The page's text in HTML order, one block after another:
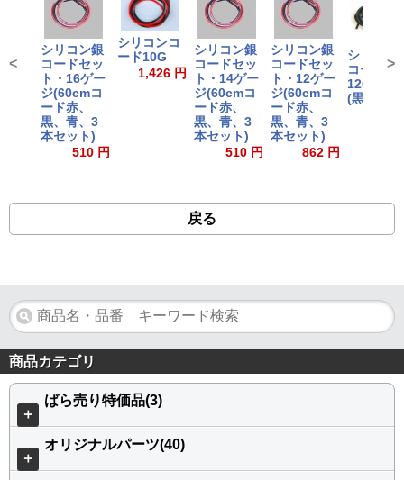
シリコン銀
コードセッ
ト・16ゲー
ジ(60cmコ
ード赤、
黒、青、3
本セット)
510 円
シリコンコ
ード10G
1,426 円
シリコン銀
コードセッ
ト・14ゲー
ジ(60cmコ
ード赤、
黒、青、3
本セット)
510 円
シリコン銀
コードセッ
ト・12ゲー
ジ(60cmコ
ード赤、
黒、青、3
本セット)
862 円
シリコン
コード・
12G[ゲ-
(黒
< >
戻る
商品カテゴリ
＋
ばら売り特価品(3)
＋
オリジナルパーツ(40)